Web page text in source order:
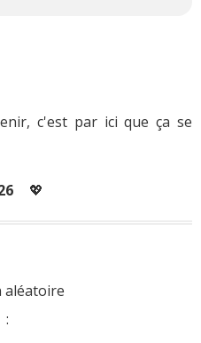
:
c'est par ici que ça se
💖